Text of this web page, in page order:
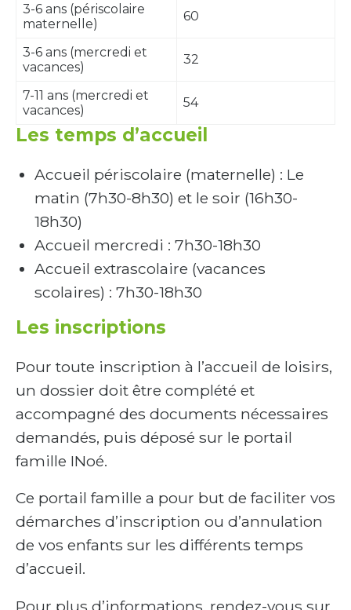
3-6 ans (périscolaire
maternelle)
60
3-6 ans (mercredi et
vacances)
32
7-11 ans (mercredi et
vacances)
54
Les temps d’accueil
Accueil périscolaire (maternelle) : Le
matin (7h30-8h30) et le soir (16h30-
18h30)
Accueil mercredi : 7h30-18h30
Accueil extrascolaire (vacances
scolaires) : 7h30-18h30
Les inscriptions
Pour toute inscription à l’accueil de loisirs,
un dossier doit être complété et
accompagné des documents nécessaires
demandés, puis déposé sur le portail
famille INoé.
Ce portail famille a pour but de faciliter vos
démarches d’inscription ou d’annulation
de vos enfants sur les différents temps
d’accueil.
Pour plus d’informations, rendez-vous sur